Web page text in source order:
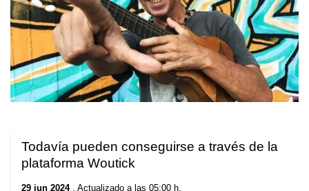
Todavía pueden conseguirse a través de la
plataforma Woutick
29 jun 2024. Actualizado a las 05:00 h.